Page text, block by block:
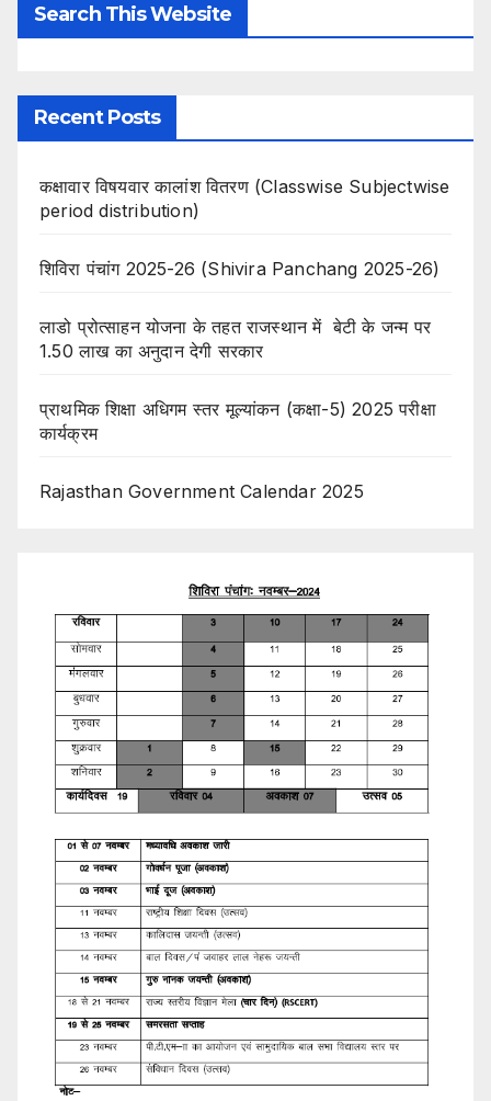
Search This Website
Recent Posts
कक्षावार विषयवार कालांश वितरण (Classwise Subjectwise
period distribution)
शिविरा पंचांग 2025-26 (Shivira Panchang 2025-26)
लाडो प्रोत्साहन योजना के तहत राजस्थान में बेटी के जन्म पर
1.50 लाख का अनुदान देगी सरकार
प्राथमिक शिक्षा अधिगम स्तर मूल्यांकन (कक्षा-5) 2025 परीक्षा
कार्यक्रम
Rajasthan Government Calendar 2025